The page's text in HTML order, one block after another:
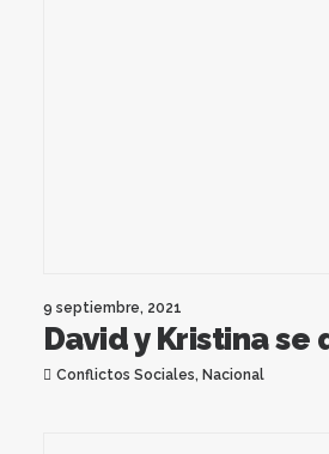
9 septiembre, 2021
David y Kristina se
Conflictos Sociales, Nacional